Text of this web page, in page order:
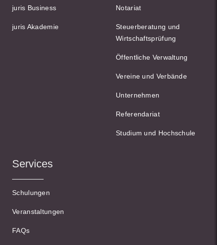
juris Business
juris Akademie
Notariat
Steuerberatung und
Wirtschaftsprüfung
Öffentliche Verwaltung
Vereine und Verbände
Unternehmen
Referendariat
Studium und Hochschule
Services
Schulungen
Veranstaltungen
FAQs